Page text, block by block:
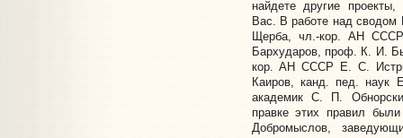
найдете другие
Вас. В работе над сводом
Щерба, чл.-кор. АН
Бархударов, проф. К. И.
кор. АН СССР Е. С.
Каиров, канд. пед.
академик С. П.
правке этих правил
Добромыслов,